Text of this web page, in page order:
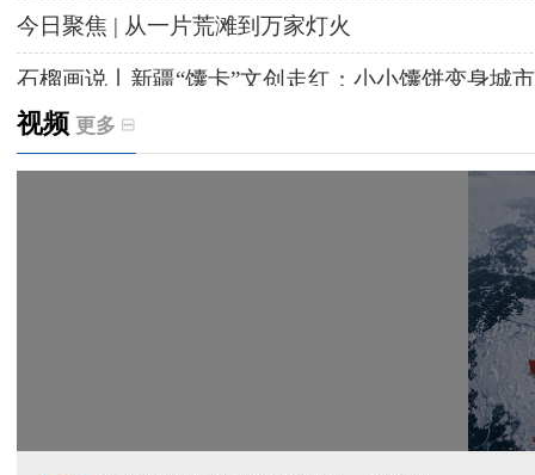
今日聚焦 | 从一片荒滩到万家灯火
石榴画说丨新疆“馕卡”文创走红：小小馕饼变身城
天山观察丨暑期AI研学热，孩子们究竟学到什么
视频 更多